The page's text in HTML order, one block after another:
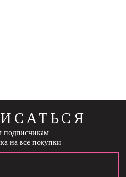
подписчикам
на все покупки